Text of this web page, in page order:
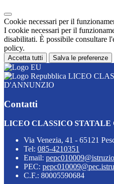
Cookie necessari per il
I cookie necessari per il
disabilitati. È possibile consultare
policy.
Accetta tutti Salva le preferenze
LICEO
D'ANNUNZIO
Contatti
LICEO CLASSICO STATALE
Via Venezia, 41 - 65121
Tel: 085-4210351
Email:
PEC:
C.F.: 80005590684